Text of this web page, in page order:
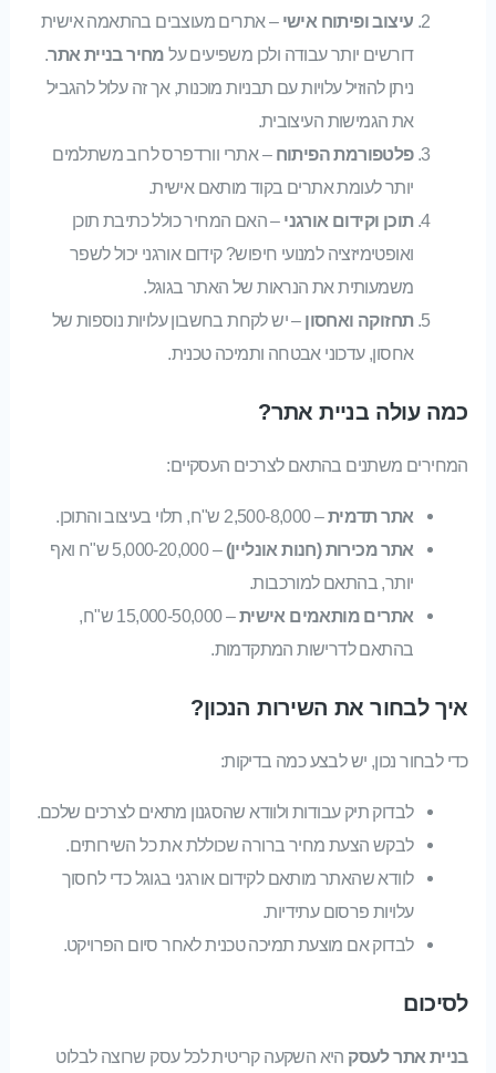
עיצוב ופיתוח אישי – אתרים מעוצבים בהתאמה אישית
דורשים יותר עבודה ולכן משפיעים על מחיר בניית אתר.
ניתן להוזיל עלויות עם תבניות מוכנות, אך זה עלול להגביל
את הגמישות העיצובית.
פלטפורמת הפיתוח – אתרי וורדפרס לרוב משתלמים
יותר לעומת אתרים בקוד מותאם אישית.
תוכן וקידום אורגני – האם המחיר כולל כתיבת תוכן
ואופטימיזציה למנועי חיפוש? קידום אורגני יכול לשפר
משמעותית את הנראות של האתר בגוגל.
תחזוקה ואחסון – יש לקחת בחשבון עלויות נוספות של
אחסון, עדכוני אבטחה ותמיכה טכנית.
כמה עולה בניית אתר?
המחירים משתנים בהתאם לצרכים העסקיים:
אתר תדמית– 2,500-8,000 ש"ח, תלוי בעיצוב והתוכן.
אתר מכירות (חנות אונליין)
– 5,000-20,000 ש"ח ואף
יותר, בהתאם למורכבות.
אתרים מותאמים אישית
– 15,000-50,000 ש"ח,
בהתאם לדרישות המתקדמות.
איך לבחור את השירות הנכון?
כדי לבחור נכון, יש לבצע כמה בדיקות:
לבדוק תיק עבודות ולוודא שהסגנון מתאים לצרכים שלכם.
לבקש הצעת מחיר ברורה שכוללת את כל השירותים.
לוודא שהאתר מותאם לקידום אורגני בגוגל כדי לחסוך
עלויות פרסום עתידיות.
לבדוק אם מוצעת תמיכה טכנית לאחר סיום הפרויקט.
לסיכום
בניית אתר לעסק היא השקעה קריטית לכל עסק שרוצה לבלוט